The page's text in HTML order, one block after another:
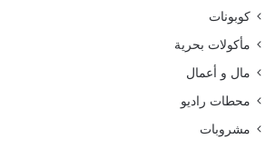
كوبونات
مأكولات بحرية
مال و أعمال
محطات راديو
مشروبات